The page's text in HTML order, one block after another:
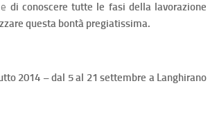
di conoscere tutte le fasi della lavorazione
questa bontà pregiatissima.
2014 – dal 5 al 21 settembre a Langhirano